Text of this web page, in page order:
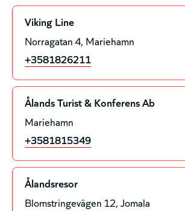
Viking Line
Norragatan 4 Mariehamn
+3581826211
Ålands Turist & Konferens Ab
Mariehamn
+3581815349
Ålandsresor
Blomstringevägen 12 Jomala